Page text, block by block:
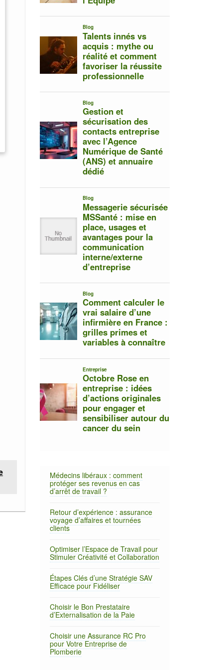
Médecins libéraux : comment
protéger ses revenus en cas
d’arrêt de travail ?
Retour d’expérience : assurance
voyage d’affaires et tournées
clients
Optimiser l’Espace de Travail pour
Stimuler Créativité et Collaboration
Étapes Clés d’une Stratégie SAV
Efficace pour Fidéliser
Choisir le Bon Prestataire
d’Externalisation de la Paie
Choisir une Assurance RC Pro
pour Votre Entreprise de
Plomberie